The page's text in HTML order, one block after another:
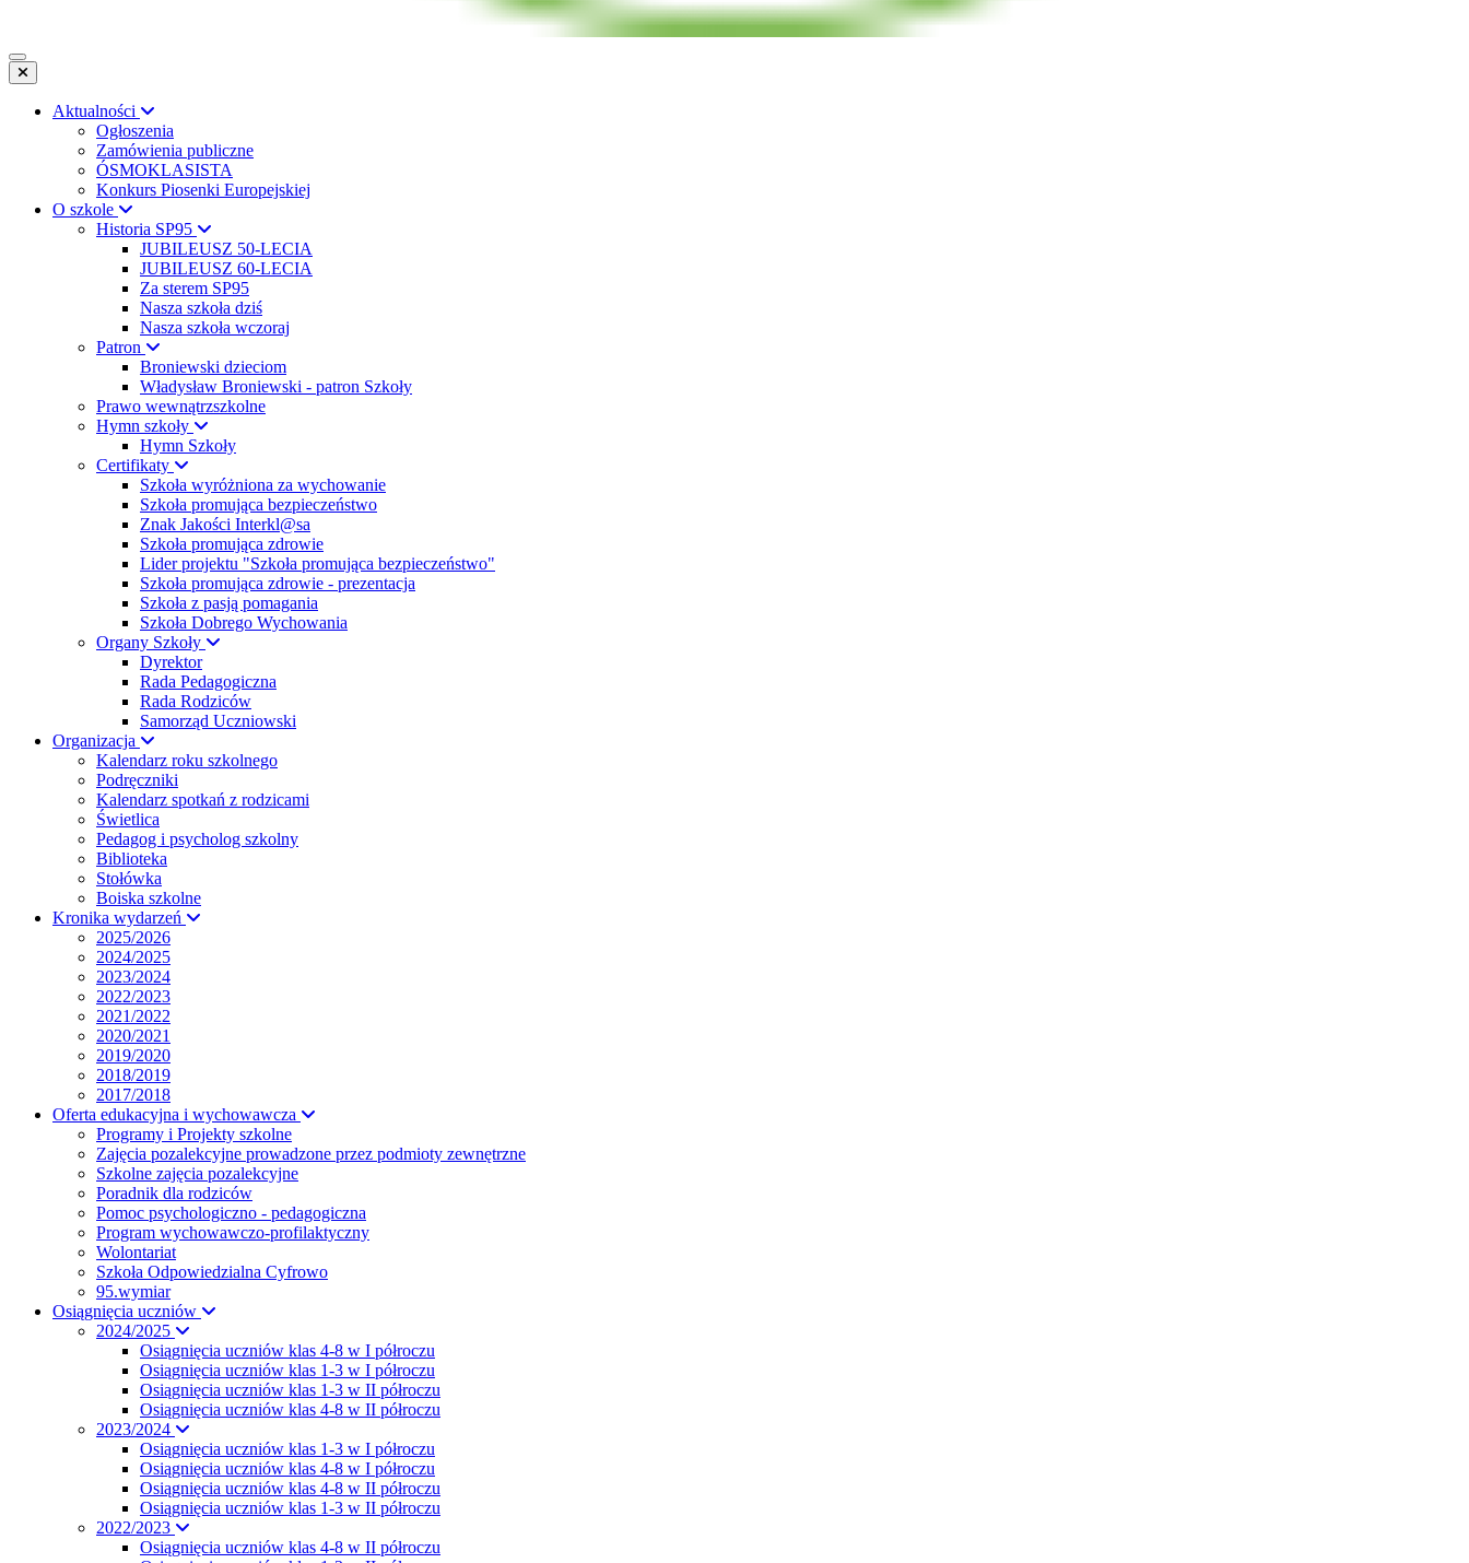
Aktualności
Ogłoszenia
Zamówienia publiczne
ÓSMOKLASISTA
Konkurs Piosenki Europejskiej
O szkole
Historia SP95
JUBILEUSZ 50-LECIA
JUBILEUSZ 60-LECIA
Za sterem SP95
Nasza szkoła dziś
Nasza szkoła wczoraj
Patron
Broniewski dzieciom
Władysław Broniewski - patron Szkoły
Prawo wewnątrzszkolne
Hymn szkoły
Hymn Szkoły
Certifikaty
Szkoła wyróżniona za wychowanie
Szkoła promująca bezpieczeństwo
Znak Jakości Interkl@sa
Szkoła promująca zdrowie
Lider projektu "Szkoła promująca bezpieczeństwo"
Szkoła promująca zdrowie - prezentacja
Szkoła z pasją pomagania
Szkoła Dobrego Wychowania
Organy Szkoły
Dyrektor
Rada Pedagogiczna
Rada Rodziców
Samorząd Uczniowski
Organizacja
Kalendarz roku szkolnego
Podręczniki
Kalendarz spotkań z rodzicami
Świetlica
Pedagog i psycholog szkolny
Biblioteka
Stołówka
Boiska szkolne
Kronika wydarzeń
2025/2026
2024/2025
2023/2024
2022/2023
2021/2022
2020/2021
2019/2020
2018/2019
2017/2018
Oferta edukacyjna i wychowawcza
Programy i Projekty szkolne
Zajęcia pozalekcyjne prowadzone przez podmioty zewnętrzne
Szkolne zajęcia pozalekcyjne
Poradnik dla rodziców
Pomoc psychologiczno - pedagogiczna
Program wychowawczo-profilaktyczny
Wolontariat
Szkoła Odpowiedzialna Cyfrowo
95.wymiar
Osiągnięcia uczniów
2024/2025
Osiągnięcia uczniów klas 4-8 w I półroczu
Osiągnięcia uczniów klas 1-3 w I półroczu
Osiągnięcia uczniów klas 1-3 w II półroczu
Osiągnięcia uczniów klas 4-8 w II półroczu
2023/2024
Osiągnięcia uczniów klas 1-3 w I półroczu
Osiągnięcia uczniów klas 4-8 w I półroczu
Osiągnięcia uczniów klas 4-8 w II półroczu
Osiągnięcia uczniów klas 1-3 w II półroczu
2022/2023
Osiągnięcia uczniów klas 4-8 w II półroczu